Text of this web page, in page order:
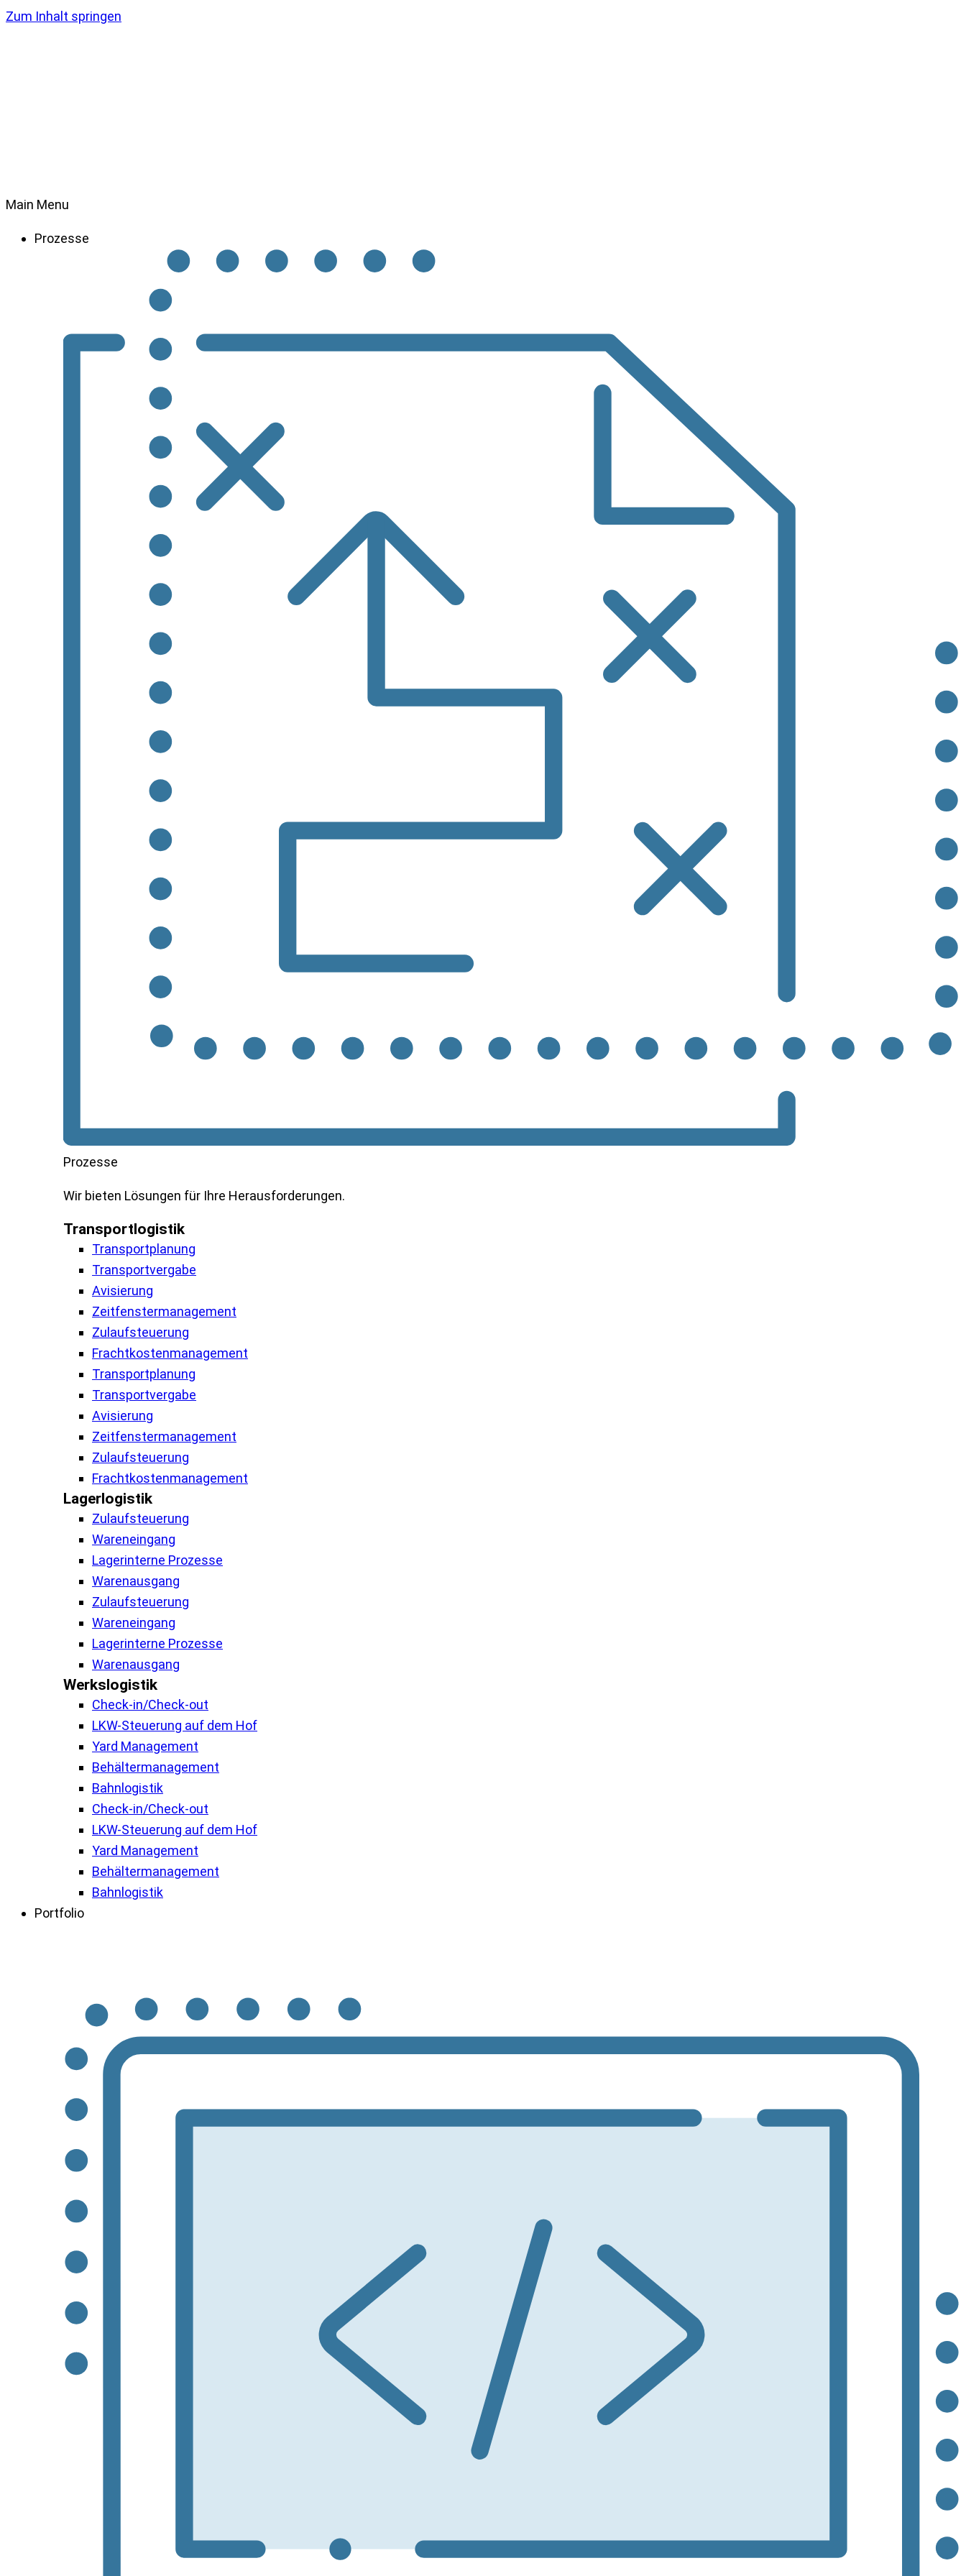
Zum Inhalt springen
Main Menu
Prozesse
Prozesse
Wir bieten Lösungen für Ihre Herausforderungen.
Transportlogistik
Transportplanung
Transportvergabe
Avisierung
Zeitfenstermanagement
Zulaufsteuerung
Frachtkostenmanagement
Transportplanung
Transportvergabe
Avisierung
Zeitfenstermanagement
Zulaufsteuerung
Frachtkostenmanagement
Lagerlogistik
Zulaufsteuerung
Wareneingang
Lagerinterne Prozesse
Warenausgang
Zulaufsteuerung
Wareneingang
Lagerinterne Prozesse
Warenausgang
Werkslogistik
Check-in/Check-out
LKW-Steuerung auf dem Hof
Yard Management
Behältermanagement
Bahnlogistik
Check-in/Check-out
LKW-Steuerung auf dem Hof
Yard Management
Behältermanagement
Bahnlogistik
Portfolio